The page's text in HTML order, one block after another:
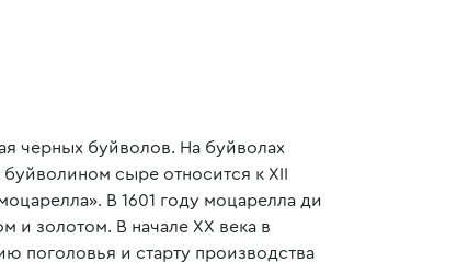
черных буйволов. На буйволах
сыре относится к XII
В 1601 году моцарелла ди
и золотом. В начале XX века в
поголовья и старту производства